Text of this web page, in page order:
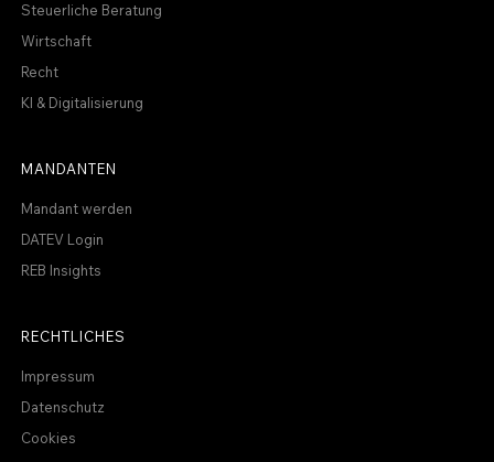
Steuerliche Beratung
Wirtschaft
Recht
KI & Digitalisierung
MANDANTEN
Mandant werden
DATEV Login
REB Insights
RECHTLICHES
Impressum
Datenschutz
Cookies